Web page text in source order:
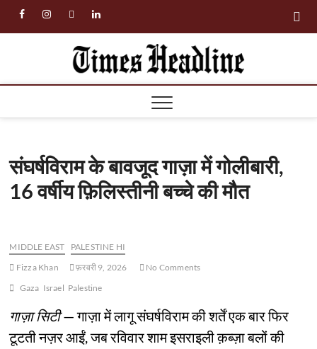
facebookinstagramtwitterlinkedin
संघर्षविराम के बावजूद गाज़ा में गोलीबारी,
16 वर्षीय फ़िलिस्तीनी बच्चे की मौत
MIDDLE EAST
PALESTINE HI
Fizza Khan
फ़रवरी 9, 2026
No Comments
Gaza Israel Palestine
गाज़ा सिटी— गाज़ा में लागू संघर्षविराम की शर्तें एक बार फिर
टूटती नज़र आईं, जब रविवार शाम इसराइली क़ब्ज़ा बलों की